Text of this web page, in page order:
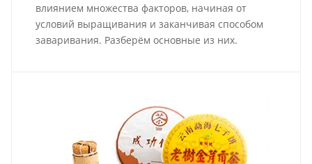
влиянием множества факторов, начиная от
условий выращивания и заканчивая способом
заваривания. Разберём основные из них.